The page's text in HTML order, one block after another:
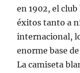
en 1902, el
éxitos tanto a
internacional,
enorme base
La camiseta